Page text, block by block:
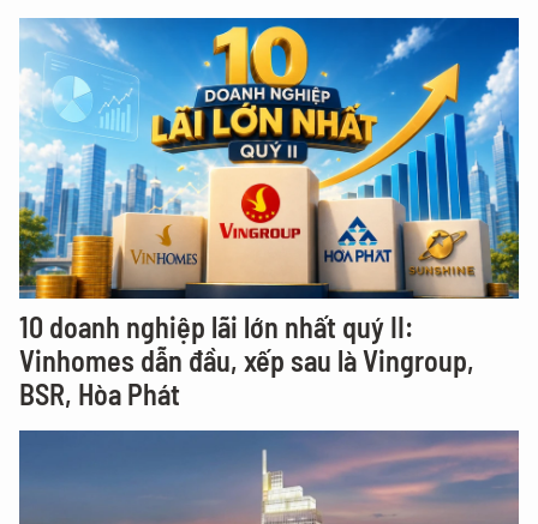
10 doanh nghiệp lãi lớn nhất quý II:
Vinhomes dẫn đầu, xếp sau là Vingroup,
BSR, Hòa Phát